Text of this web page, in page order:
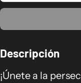
Descripción
¡Únete a la